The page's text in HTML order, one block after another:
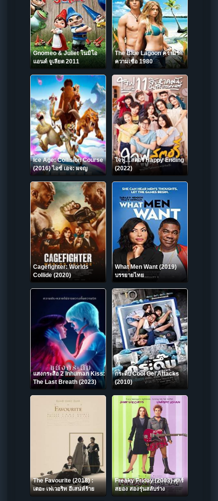
Gnomeo & Juliet โนมิโอ
แอนด์ จูเลียต 2011
The Blue Lagoon ความรัก
ความเชื่อ 1980
Ice Age: Collision Course
(2016) ไอซ์ เอจ: ผจญ
อุกกาบาตสุดอลเวง!!
ใจฟู…สตอรี่ Happy Ending
(2022)
Cagefighter: Worlds
Collide (2020)
What Men Want (2019)
บรรยายไทย
แสงกระสือ 2 Inhuman Kiss:
The Last Breath (2023)
กระดึ๊บ Cool Gel Attacks
(2010)
The Favourite (2018) :
เดอะ เฟเวอริท อีเสน่ห์ร้าย
Freaky Friday (2003) ศุกร์
สยอง สองรุ่นสลับร่าง